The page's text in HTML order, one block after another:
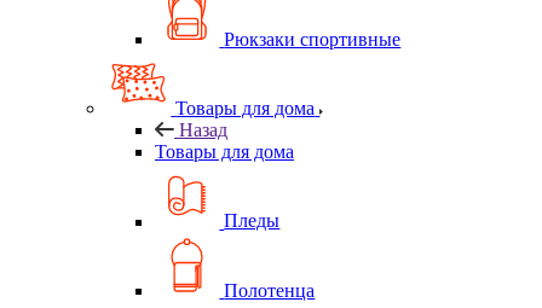
Рюкзаки спортивные
Товары для дома
Назад
Товары для дома
Пледы
Полотенца